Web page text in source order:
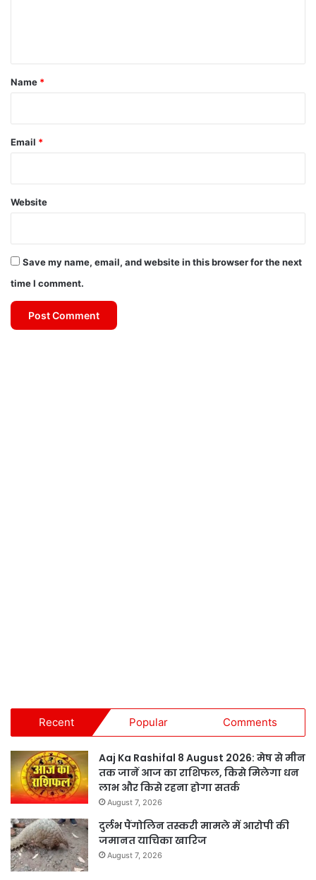
*
Name *
Email *
Website
Save my name, email, and website in this browser for the next
time I comment.
Recent Popular Comments
Aaj Ka Rashifal 8 August 2026: मेष से मीन
तक जानें आज का राशिफल, किसे मिलेगा धन
लाभ और किसे रहना होगा सतर्क
August 7, 2026
दुर्लभ पैंगोलिन तस्करी मामले में आरोपी की
जमानत याचिका खारिज
August 7, 2026